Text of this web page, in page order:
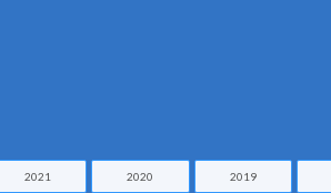
2021 2020 2019